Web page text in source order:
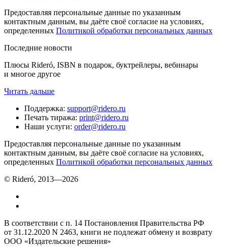
Предоставляя персональные данные по указанным
контактным данным, вы даёте своё согласие на условиях,
определенных Политикой обработки персональных данных
Последние новости
Плюсы Rideró, ISBN в подарок, буктрейлеры, вебинары
и многое другое
Читать дальше
Поддержка: support@ridero.ru
Печать тиража: print@ridero.ru
Наши услуги: order@ridero.ru
Предоставляя персональные данные по указанным
контактным данным, вы даёте своё согласие на условиях,
определенных Политикой обработки персональных данных
© Rideró, 2013—2026
В соответствии с п. 14 Постановления Правительства РФ
от 31.12.2020 N 2463, книги не подлежат обмену и возврату
ООО «Издательские решения»